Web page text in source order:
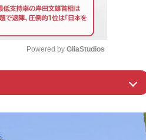
t
Powered by GliaStudios